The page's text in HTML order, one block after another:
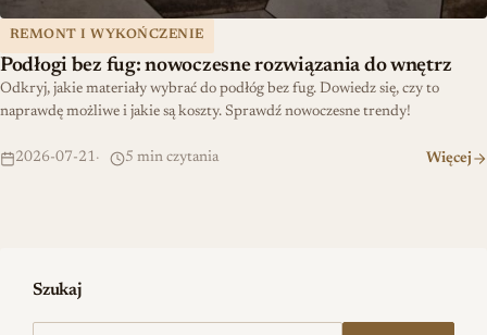
REMONT I WYKOŃCZENIE
Podłogi bez fug: nowoczesne rozwiązania do wnętrz
Odkryj, jakie materiały wybrać do podłóg bez fug. Dowiedz się, czy to
naprawdę możliwe i jakie są koszty. Sprawdź nowoczesne trendy!
2026-07-21 5 min czytania Więcej
Szukaj